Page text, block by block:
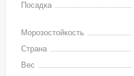
Посадка
Морозостойкость
Страна
Вес